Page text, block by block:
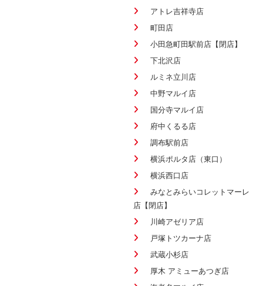
アトレ吉祥寺店
町田店
小田急町田駅前店【閉店】
下北沢店
ルミネ立川店
中野マルイ店
国分寺マルイ店
府中くるる店
調布駅前店
横浜ポルタ店（東口）
横浜西口店
みなとみらいコレットマーレ
店【閉店】
川崎アゼリア店
戸塚トツカーナ店
武蔵小杉店
厚木 アミューあつぎ店